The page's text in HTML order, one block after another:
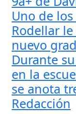
Uno de
Rodellar
nuevo
Durante
en la
se anota
Redacción